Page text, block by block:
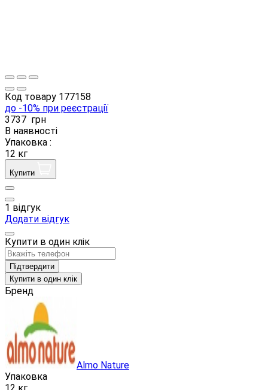
Код товару 177158
до -10% при реєстрації
3737 грн
В наявності
Упаковка :
12 кг
Купити
1 відгук
Додати відгук
Купити в один клік
Підтвердити
Купити в один клік
Бренд
Almo Nature
Упаковка